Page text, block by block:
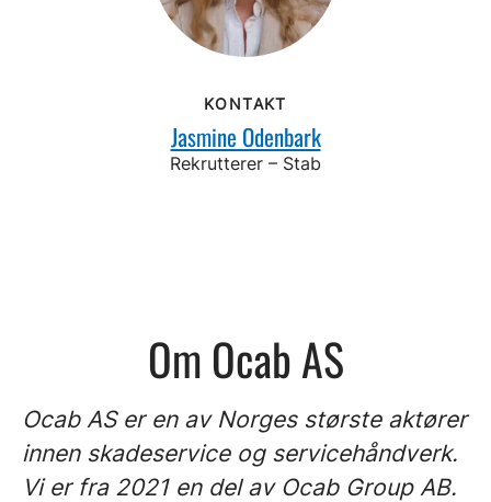
KONTAKT
Jasmine Odenbark
Rekrutterer – Stab
Om Ocab AS
Ocab AS er en av Norges største aktører
innen skadeservice og servicehåndverk.
Vi er fra 2021 en del av Ocab Group AB.